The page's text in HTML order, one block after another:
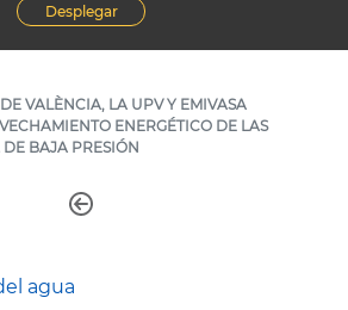
Desplegar
VALÈNCIA, LA UPV Y EMIVASA
ENERGÉTICO DE LAS
BAJA PRESIÓN
agua